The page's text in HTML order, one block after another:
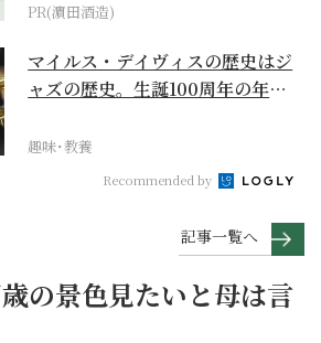
PR(濵田酒造)
マイルス・デイヴィスの歴史はジ
ャズの歴史。生誕100周年の年に
趣味･教養
Recommended by
記事一覧へ
の景色見たいと母は言